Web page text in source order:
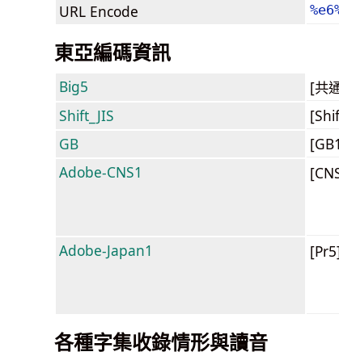
URL Encode
東亞編碼資訊
Big5 [共
Shift_JIS
GB
Adobe-CNS1
Adobe-Japan1
各種字集收錄情形與讀音